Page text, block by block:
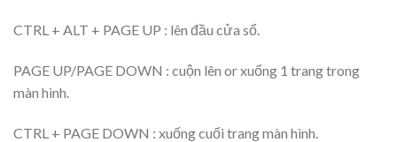
CTRL + ALT + PAGE UP : lên đầu cửa sổ.
PAGE UP/PAGE DOWN : cuộn lên or xuống 1 trang trong
màn hình.
CTRL + PAGE DOWN : xuống cuối trang màn hình.